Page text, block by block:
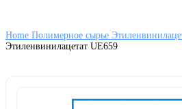
Home Полимерное сырье
Этиленвинилацетат UE659